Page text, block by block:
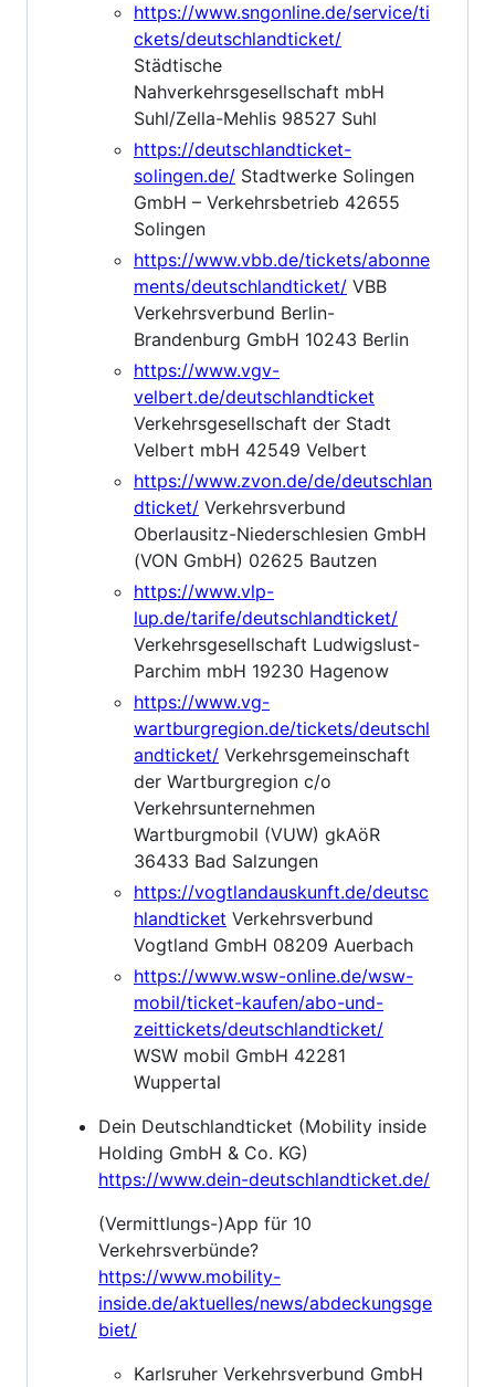
https://www.sngonline.de/service/ti
ckets/deutschlandticket/
Städtische
Nahverkehrsgesellschaft mbH
Suhl/Zella-Mehlis 98527 Suhl
https://deutschlandticket-
solingen.de/ Stadtwerke Solingen
GmbH – Verkehrsbetrieb 42655
Solingen
https://www.vbb.de/tickets/abonne
ments/deutschlandticket/ VBB
Verkehrsverbund Berlin-
Brandenburg GmbH 10243 Berlin
https://www.vgv-
velbert.de/deutschlandticket
Verkehrsgesellschaft der Stadt
Velbert mbH 42549 Velbert
https://www.zvon.de/de/deutschlan
dticket/ Verkehrsverbund
Oberlausitz-Niederschlesien GmbH
(VON GmbH) 02625 Bautzen
https://www.vlp-
lup.de/tarife/deutschlandticket/
Verkehrsgesellschaft Ludwigslust-
Parchim mbH 19230 Hagenow
https://www.vg-
wartburgregion.de/tickets/deutschl
andticket/ Verkehrsgemeinschaft
der Wartburgregion c/o
Verkehrsunternehmen
Wartburgmobil (VUW) gkAöR
36433 Bad Salzungen
https://vogtlandauskunft.de/deutsc
hlandticket Verkehrsverbund
Vogtland GmbH 08209 Auerbach
https://www.wsw-online.de/wsw-
mobil/ticket-kaufen/abo-und-
zeittickets/deutschlandticket/
WSW mobil GmbH 42281
Wuppertal
Dein Deutschlandticket (Mobility inside
Holding GmbH & Co. KG)
https://www.dein-deutschlandticket.de/
(Vermittlungs-)App für 10
Verkehrsverbünde?
https://www.mobility-
inside.de/aktuelles/news/abdeckungsge
biet/
Karlsruher Verkehrsverbund GmbH